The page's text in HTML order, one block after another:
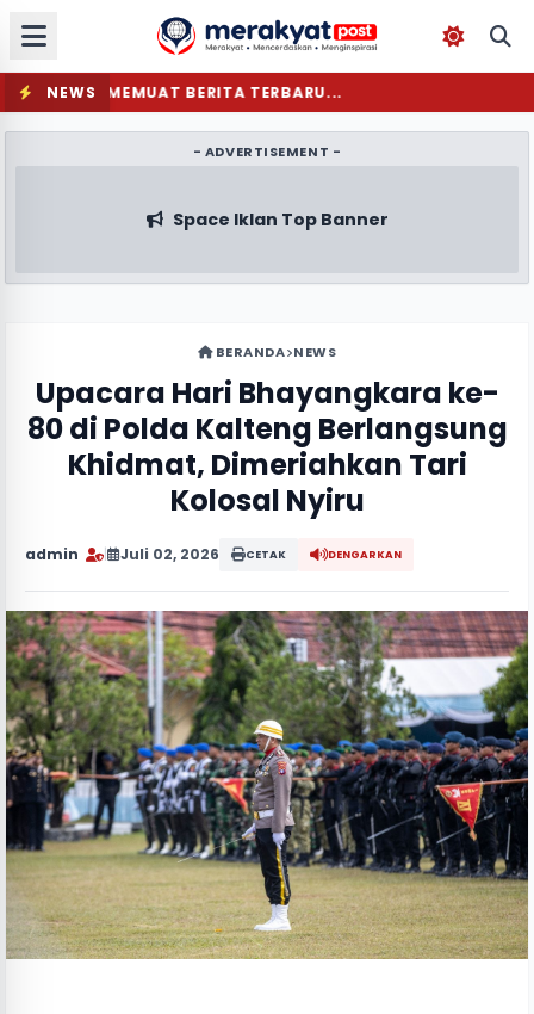
NEWS MEMUAT BERITA TERBARU...
- ADVERTISEMENT -
Space Iklan Top Banner
BERANDA NEWS
Upacara Hari Bhayangkara ke-
80 di Polda Kalteng Berlangsung
Khidmat, Dimeriahkan Tari
Kolosal Nyiru
admin Juli 02, 2026 CETAK DENGARKAN